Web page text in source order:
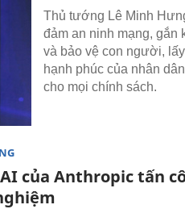
Thủ tướng Lê Minh
đảm an ninh mạng, gắn
và bảo vệ con người,
hạnh phúc của nhân
cho mọi chính sách.
của Anthropic tấn